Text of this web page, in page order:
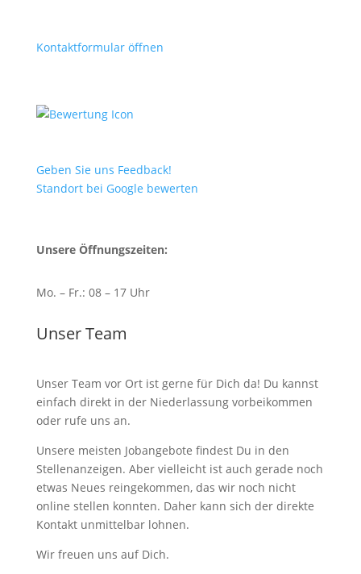
Kontaktformular öffnen
Geben Sie uns Feedback!
Standort bei Google bewerten
Unsere Öffnungszeiten:
Mo. – Fr.: 08 – 17 Uhr
Unser Team
Unser Team vor Ort ist gerne für Dich da! Du kannst
einfach direkt in der Niederlassung vorbeikommen
oder rufe uns an.
Unsere meisten Jobangebote findest Du in den
Stellenanzeigen. Aber vielleicht ist auch gerade noch
etwas Neues reingekommen, das wir noch nicht
online stellen konnten. Daher kann sich der direkte
Kontakt unmittelbar lohnen.
Wir freuen uns auf Dich.